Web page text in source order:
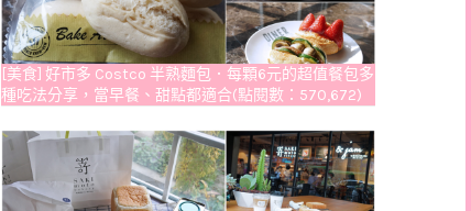
[美食] 好市多 Costco 半熟麵包．每顆6元的超值餐包多
種吃法分享，當早餐、甜點都適合(點閱數：570,672)